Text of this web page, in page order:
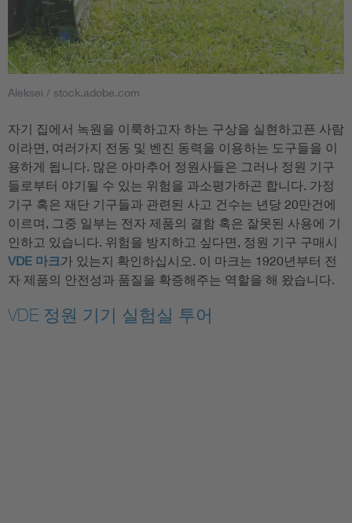
Aleksei / stock.adobe.com
자기 집에서 녹원을 이룩하고자 하는 구상을 실현하고픈 사람
이라면, 여러가지 전동 및 벤진 동력을 이용하는 도구들을 이
용하게 됩니다. 많은 아마추어 정원사들은 그러나 정원 기구
들로부터 야기될 수 있는 위험을 과소평가하곤 합니다. 가정
기구 혹은 재단 기구들과 관련된 사고 건수는 년당 20만건에
이르며, 그중 일부는 전자 제품의 결함 혹은 잘못된 사용에 기
인하고 있습니다. 위험을 방지하고 싶다면, 정원 기구 구매시
VDE 마크가 있는지 확인하십시오. 이 마크는 1920년부터 전
자 제품의 안전성과 품질을 확증해주는 역할을 해 왔습니다.
VDE 정원 기기 실험실 투어